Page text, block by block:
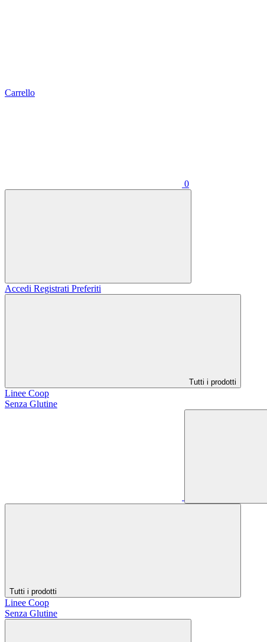
Carrello
0
Accedi Registrati Preferiti
Tutti i prodotti
Linee Coop
Senza Glutine
Tutti i prodotti
Linee Coop
Senza Glutine